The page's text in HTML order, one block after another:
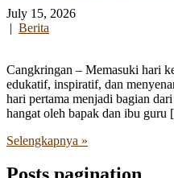
July 15, 2026
| Berita
Cangkringan – Memasuki hari
edukatif, inspiratif, dan
hari pertama menjadi bagian
hangat oleh bapak dan ibu
Selengkapnya »